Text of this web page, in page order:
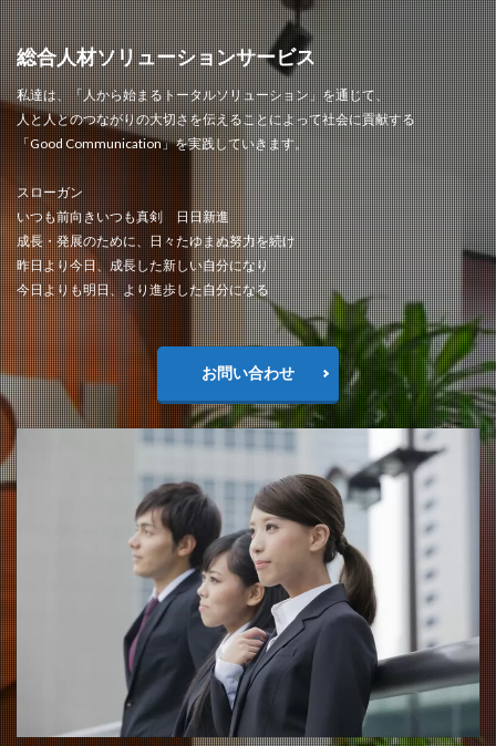
総合人材ソリューションサービス
私達は、「人から始まるトータルソリューション」を通じて、
人と人とのつながりの大切さを伝えることによって社会に貢献する
「Good Communication」を実践していきます。
スローガン
いつも前向きいつも真剣 日日新進
成長・発展のために、日々たゆまぬ努力を続け
昨日より今日、成長した新しい自分になり
今日よりも明日、より進歩した自分になる
お問い合わせ